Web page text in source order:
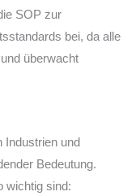
SOP zur
bei, da alle
überwacht
Industrien und
Bedeutung.
wichtig sind: